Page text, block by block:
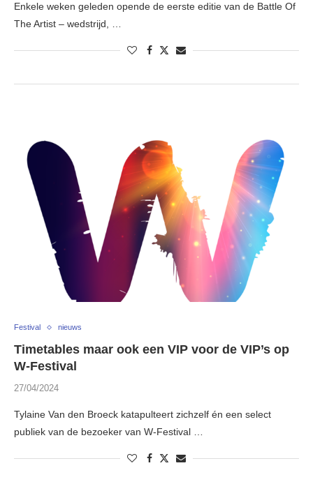
Enkele weken geleden opende de eerste editie van de Battle Of
The Artist – wedstrijd, …
Festival nieuws
Timetables maar ook een VIP voor de VIP’s op
W-Festival
27/04/2024
Tylaine Van den Broeck katapulteert zichzelf én een select
publiek van de bezoeker van W-Festival …